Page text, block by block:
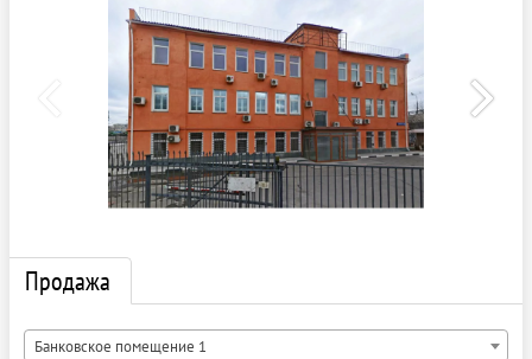
Продажа
Банковское помещение 1